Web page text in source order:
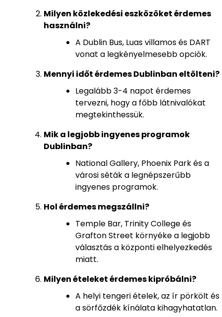
Milyen közlekedési eszközöket érdemes
használni?
A Dublin Bus, Luas villamos és DART
vonat a legkényelmesebb opciók.
Mennyi időt érdemes Dublinban eltölteni?
Legalább 3-4 napot érdemes
tervezni, hogy a főbb látnivalókat
megtekinthessük.
Mik a legjobb ingyenes programok
Dublinban?
National Gallery, Phoenix Park és a
városi séták a legnépszerűbb
ingyenes programok.
Hol érdemes megszállni?
Temple Bar, Trinity College és
Grafton Street környéke a legjobb
választás a központi elhelyezkedés
miatt.
Milyen ételeket érdemes kipróbálni?
A helyi tengeri ételek, az ír pörkölt és
a sörfőzdék kínálata kihagyhatatlan.